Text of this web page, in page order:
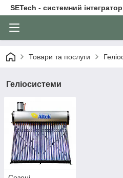
SETech - системний
Товари та послуги
Геліосистеми